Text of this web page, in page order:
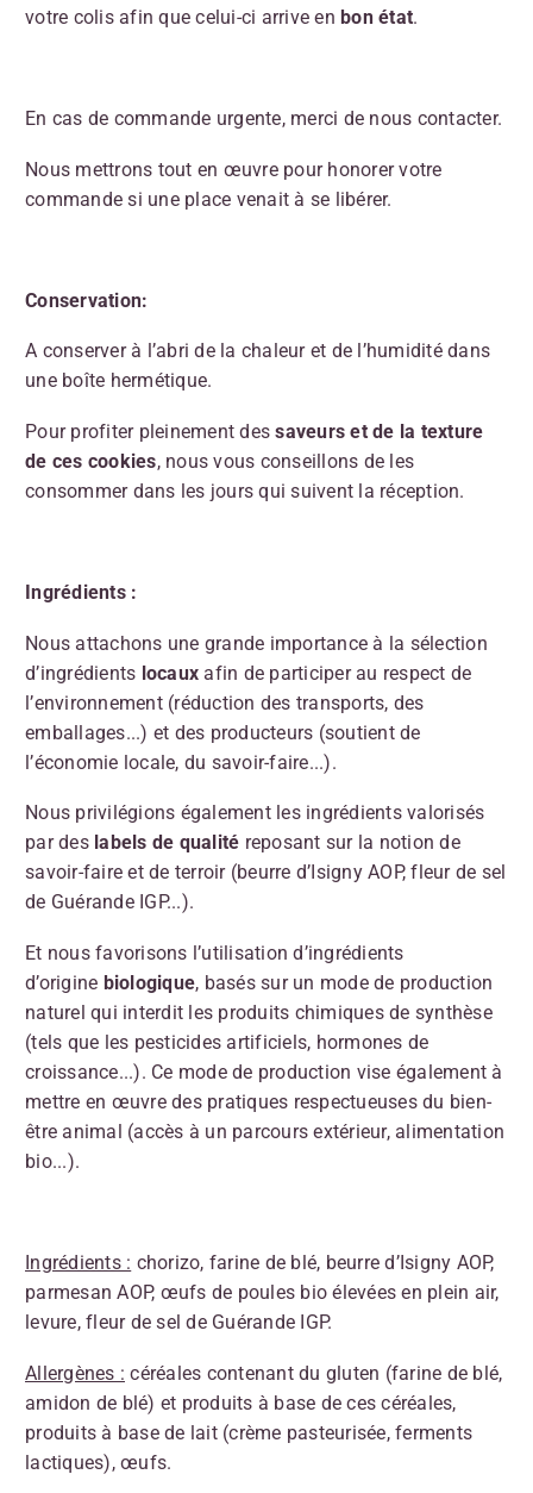
votre colis afin que celui-ci arrive en bon état.
En cas de commande urgente, merci de nous contacter.
Nous mettrons tout en œuvre pour honorer votre
commande si une place venait à se libérer.
Conservation:
A conserver à l’abri de la chaleur et de l’humidité dans
une boîte hermétique.
Pour profiter pleinement dessaveurs et de la texture
de ces cookies, nous vous conseillons de les
consommer dans les jours qui suivent la réception.
Ingrédients :
Nous attachons une grande importance à la sélection
d’ingrédients locaux afin de participer au respect de
l’environnement (réduction des transports, des
emballages...) et des producteurs (soutient de
l’économie locale, du savoir-faire...).
Nous privilégions également les ingrédients valorisés
par des labels de qualité reposant sur la notion de
savoir-faire et de terroir (beurre d’Isigny AOP, fleur de sel
de Guérande IGP...).
Et nous favorisons l’utilisation d’ingrédients
d’origine biologique, basés sur un mode de production
naturel qui interdit les produits chimiques de synthèse
(tels que les pesticides artificiels, hormones de
croissance...). Ce mode de production vise également à
mettre en œuvre des pratiques respectueuses du bien-
être animal (accès à un parcours extérieur, alimentation
bio...).
Ingrédients : chorizo, farine de blé, beurre d’Isigny AOP,
parmesan AOP, œufs de poules bio élevées en plein air,
levure, fleur de sel de Guérande IGP.
Allergènes : céréales contenant du gluten (farine de blé,
amidon de blé) et produits à base de ces céréales,
produits à base de lait (crème pasteurisée, ferments
lactiques), œufs.